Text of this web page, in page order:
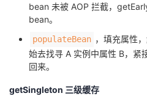
bean 未被 AOP 拦截，
bean。
populateBean ，填充属性
始去找寻 A 实例中属性 B，紧
回来。
getSingleton 三级缓存